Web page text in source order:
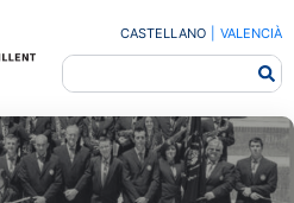
CASTELLANO VALENCIÀ